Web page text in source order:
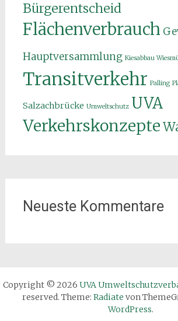
Bürgerentscheid
Flächenverbrauch
Hauptversammlung Kiesabbau
Transitverkehr Palling
Salzachbrücke Umweltschutz UVA
Verkehrskonzepte
Neueste Kommentare
Copyright © 2026 UVA
reserved. Theme: Radiate von
WordPress.